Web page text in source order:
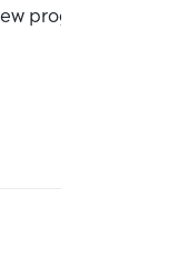
program